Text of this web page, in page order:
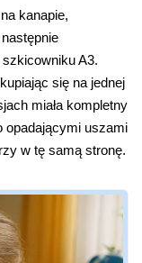
kanapie,
A3.
się na jednej
miała kompletny
opadającymi uszami
w tę samą stronę.